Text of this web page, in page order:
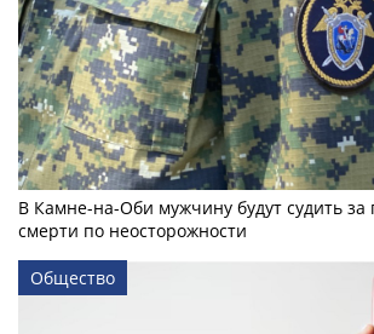
В Камне-на-Оби мужчину будут судить
смерти по неосторожности
Общество